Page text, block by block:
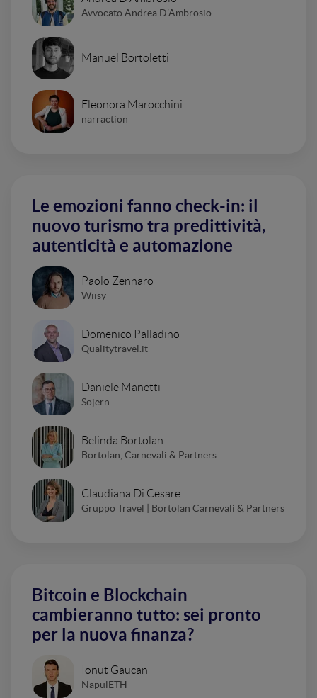
Avvocato Andrea D’Ambrosio
Manuel Bortoletti
Eleonora Marocchini
narraction
Le emozioni fanno check-in: il
nuovo turismo tra predittività,
autenticità e automazione
Paolo Zennaro
Wiisy
Domenico Palladino
Qualitytravel.it
Daniele Manetti
Sojern
Belinda Bortolan
Bortolan, Carnevali & Partners
Claudiana Di Cesare
Gruppo Travel | Bortolan Carnevali & Partners
Bitcoin e Blockchain
cambieranno tutto: sei pronto
per la nuova finanza?
Ionut Gaucan
NapulETH